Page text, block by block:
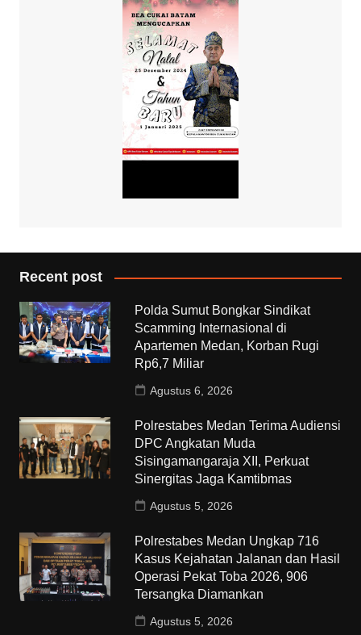
Recent post
Polda Sumut Bongkar Sindikat
Scamming Internasional di
Apartemen Medan, Korban Rugi
Rp6,7 Miliar
Agustus 6, 2026
Polrestabes Medan Terima Audiensi
DPC Angkatan Muda
Sisingamangaraja XII, Perkuat
Sinergitas Jaga Kamtibmas
Agustus 5, 2026
Polrestabes Medan Ungkap 716
Kasus Kejahatan Jalanan dan Hasil
Operasi Pekat Toba 2026, 906
Tersangka Diamankan
Agustus 5, 2026